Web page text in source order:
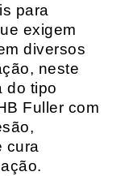
para
exigem
diversos
neste
do tipo
Fuller com
cura